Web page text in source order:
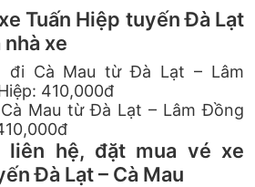
Tuấn Hiệp tuyến Đà Lạt
nhà xe
đi Cà Mau từ Đà Lạt – Lâm
410,000đ
Mau từ Đà Lạt – Lâm Đồng
liên hệ, đặt mua vé xe
Đà Lạt – Cà Mau